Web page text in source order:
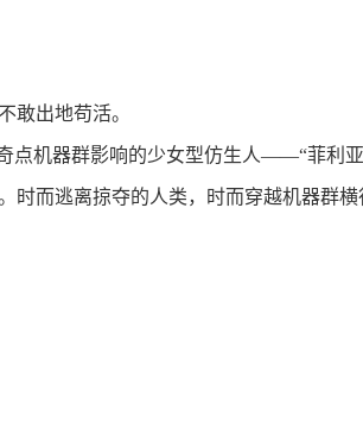
敢出地苟活。
点机器群影响的少女型仿生人——“菲利亚
而逃离掠夺的人类，时而穿越机器群横